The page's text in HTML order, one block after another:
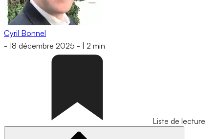
Cyril Bonnel
- 18 décembre 2025 - 2 min
Liste de lecture